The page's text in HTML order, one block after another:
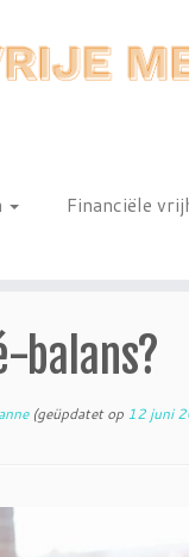
Financiële
balans?
(geüpdatet op 12 juni